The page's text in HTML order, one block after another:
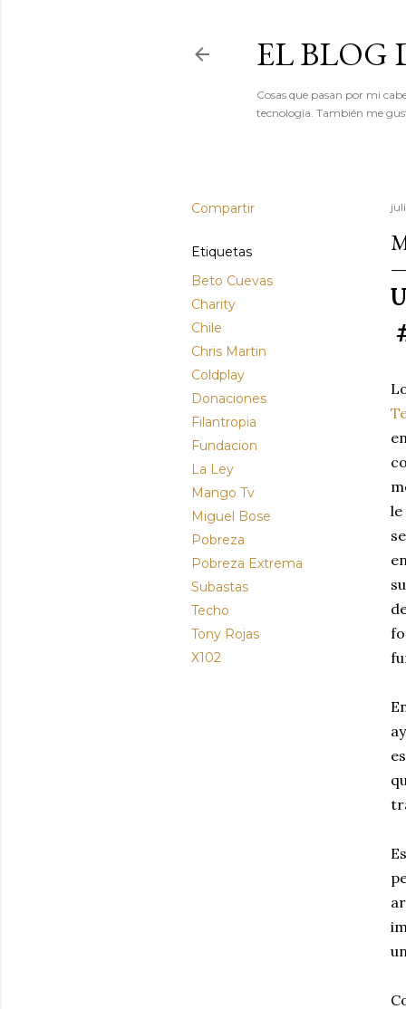
EL BLOG
Cosas que pasan por mi
tecnología. También me
Compartir
Etiquetas
Beto Cuevas
Charity
Chile
Chris Martin
Coldplay
Donaciones
Filantropia
Fundacion
La Ley
Mango Tv
Miguel Bose
Pobreza
Pobreza Extrema
Subastas
Techo
Tony Rojas
X102
le